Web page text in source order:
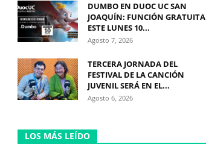
DUMBO EN DUOC UC SAN
JOAQUÍN: FUNCIÓN GRATUITA
ESTE LUNES 10...
Agosto 7, 2026
TERCERA JORNADA DEL
FESTIVAL DE LA CANCIÓN
JUVENIL SERÁ EN EL...
Agosto 6, 2026
LOS MÁS LEÍDO